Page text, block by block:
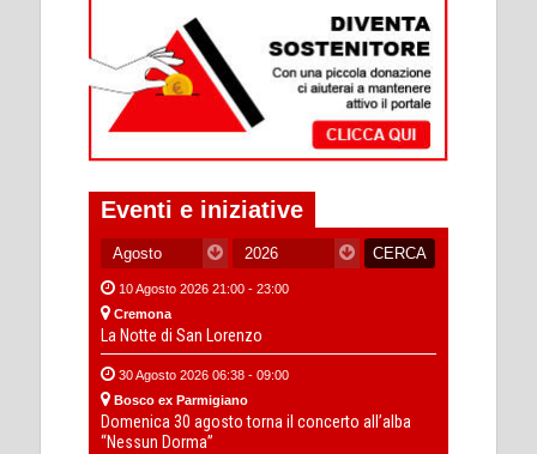
Eventi e iniziative
10 Agosto 2026 21:00 - 23:00
Cremona
La Notte di San Lorenzo
30 Agosto 2026 06:38 - 09:00
Bosco ex Parmigiano
Domenica 30 agosto torna il concerto all’alba
“Nessun Dorma”